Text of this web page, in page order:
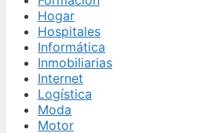
Hogar
Hospitales
Informática
Inmobiliarias
Internet
Logística
Moda
Motor